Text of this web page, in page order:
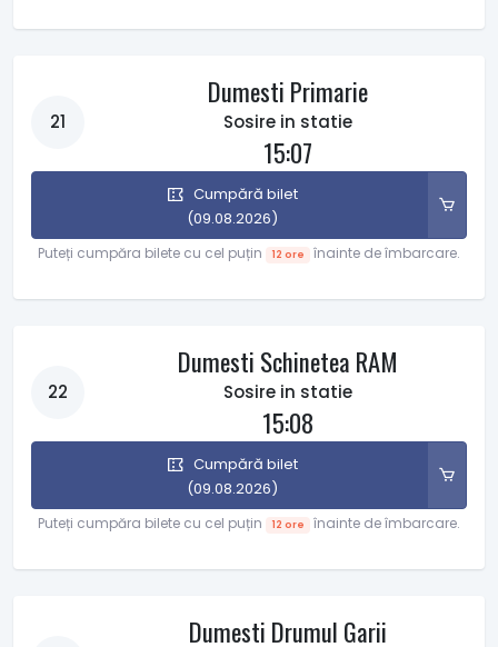
21
Dumesti Primarie
Sosire in statie
15:07
Cumpără bilet
(09.08.2026)
Puteți cumpăra bilete cu cel puțin 12 ore înainte de îmbarcare.
22
Dumesti Schinetea RAM
Sosire in statie
15:08
Cumpără bilet
(09.08.2026)
Puteți cumpăra bilete cu cel puțin 12 ore înainte de îmbarcare.
Dumesti Drumul Garii